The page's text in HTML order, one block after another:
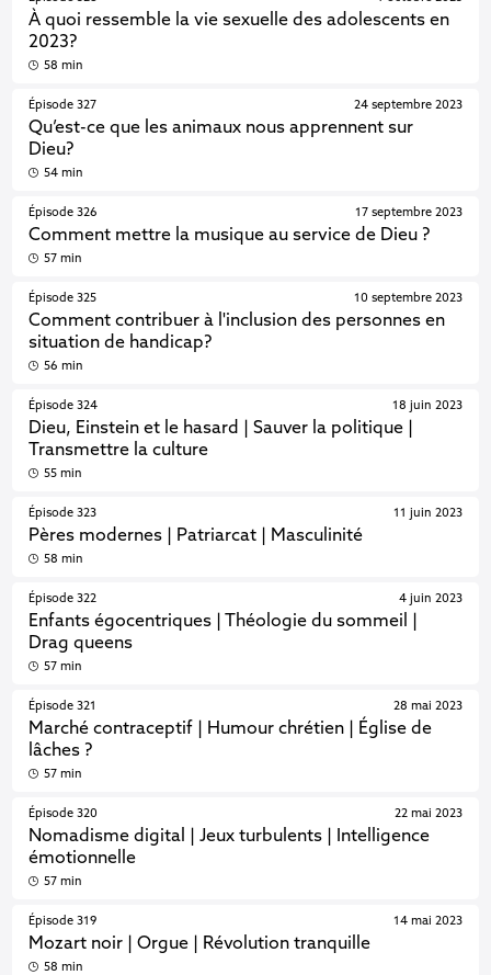
À quoi ressemble la vie sexuelle des adolescents en
2023?
58 min
Épisode 327
Qu’est-ce que les animaux nous apprennent sur
Dieu?
24 septembre 2023
54 min
Épisode 326
Comment mettre la musique au service de Dieu ?
17 septembre 2023
57 min
Épisode 325
Comment contribuer à l'inclusion des personnes en
situation de handicap?
10 septembre 2023
56 min
Épisode 324
Dieu, Einstein et le hasard | Sauver la politique |
Transmettre la culture
18 juin 2023
55 min
Épisode 323
Pères modernes | Patriarcat | Masculinité
11 juin 2023
58 min
Épisode 322
Enfants égocentriques | Théologie du sommeil |
Drag queens
4 juin 2023
57 min
Épisode 321
Marché contraceptif | Humour chrétien | Église de
lâches ?
28 mai 2023
57 min
Épisode 320
Nomadisme digital | Jeux turbulents | Intelligence
émotionnelle
22 mai 2023
57 min
Épisode 319
Mozart noir | Orgue | Révolution tranquille
14 mai 2023
58 min